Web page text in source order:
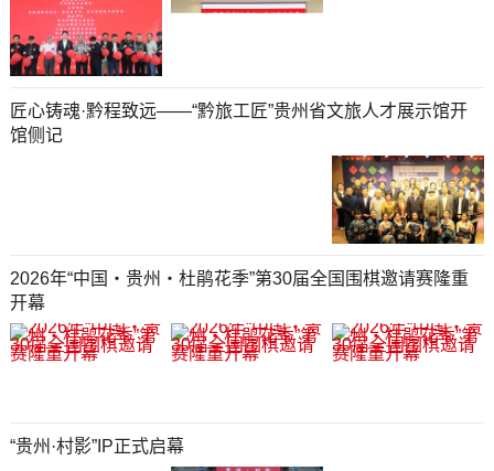
匠心铸魂·黔程致远——“黔旅工匠”贵州省文旅人才展示馆开
馆侧记
2026年“中国・贵州・杜鹃花季”第30届全国围棋邀请赛隆重
开幕
“贵州·村影”IP正式启幕